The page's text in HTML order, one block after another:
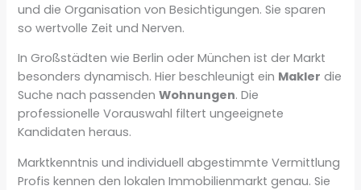
und die Organisation von Besichtigungen. Sie sparen
so wertvolle Zeit und Nerven.
In Großstädten wie Berlin oder München ist der Markt
besonders dynamisch. Hier beschleunigt ein Makler die
Suche nach passendenWohnungen. Die
professionelle Vorauswahl filtert ungeeignete
Kandidaten heraus.
Marktkenntnis und individuell abgestimmte Vermittlung
Profis kennen den lokalen Immobilienmarkt genau. Sie